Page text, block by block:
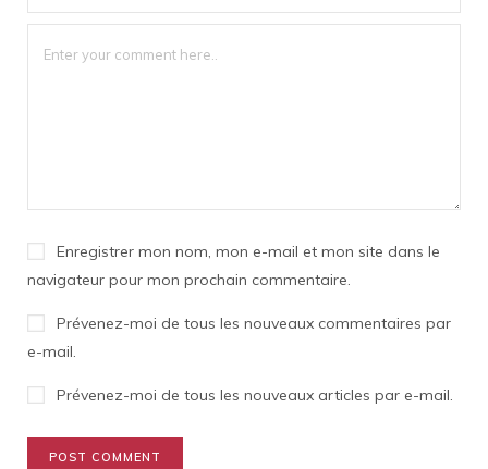
Enregistrer mon nom, mon e-mail et mon site dans le
navigateur pour mon prochain commentaire.
Prévenez-moi de tous les nouveaux commentaires par
e-mail.
Prévenez-moi de tous les nouveaux articles par e-mail.